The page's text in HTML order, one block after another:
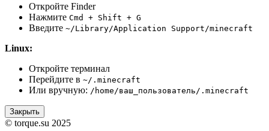
Откройте Finder
Нажмите Cmd + Shift + G
Введите ~/Library/Application Support/minecraft
Linux:
Откройте терминал
Перейдите в ~/.minecraft
Или вручную: /home/ваш_пользователь/.minecraft
Закрыть
© torque.su 2025